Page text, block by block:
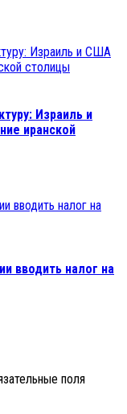
Израиль и
иранской
вводить налог на
поля